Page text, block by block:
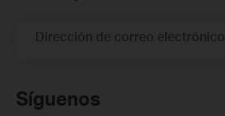
Dirección de correo electrónico
Síguenos